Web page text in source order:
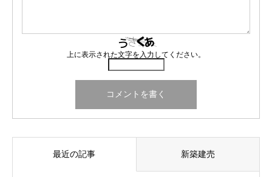
上に表示された文字を入力してください。
最近の記事 新築建売